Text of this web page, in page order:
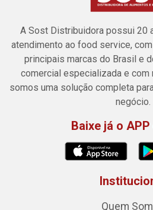
A Sost Distribuidora possui 20
atendimento ao food service,
principais marcas do Brasil e
comercial especializada e
somos uma solução completa
negócio.
Baixe já o
Quem